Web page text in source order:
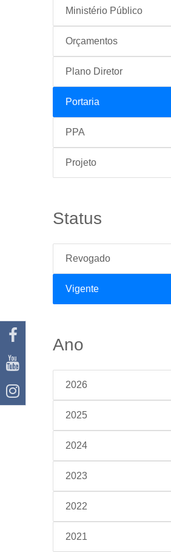
Ministério Público
Orçamentos
Plano Diretor
Portaria
PPA
Projeto
Status
Revogado
Vigente
Ano
2026
2025
2024
2023
2022
2021